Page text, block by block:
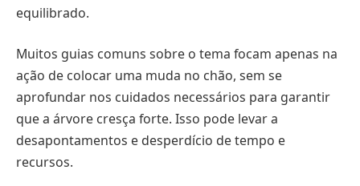
equilibrado.
Muitos guias comuns sobre o tema focam apenas na
ação de colocar uma muda no chão, sem se
aprofundar nos cuidados necessários para garantir
que a árvore cresça forte. Isso pode levar a
desapontamentos e desperdício de tempo e
recursos.